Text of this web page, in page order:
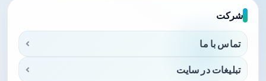
شرکت
تماس با ما
تبلیغات در سایت